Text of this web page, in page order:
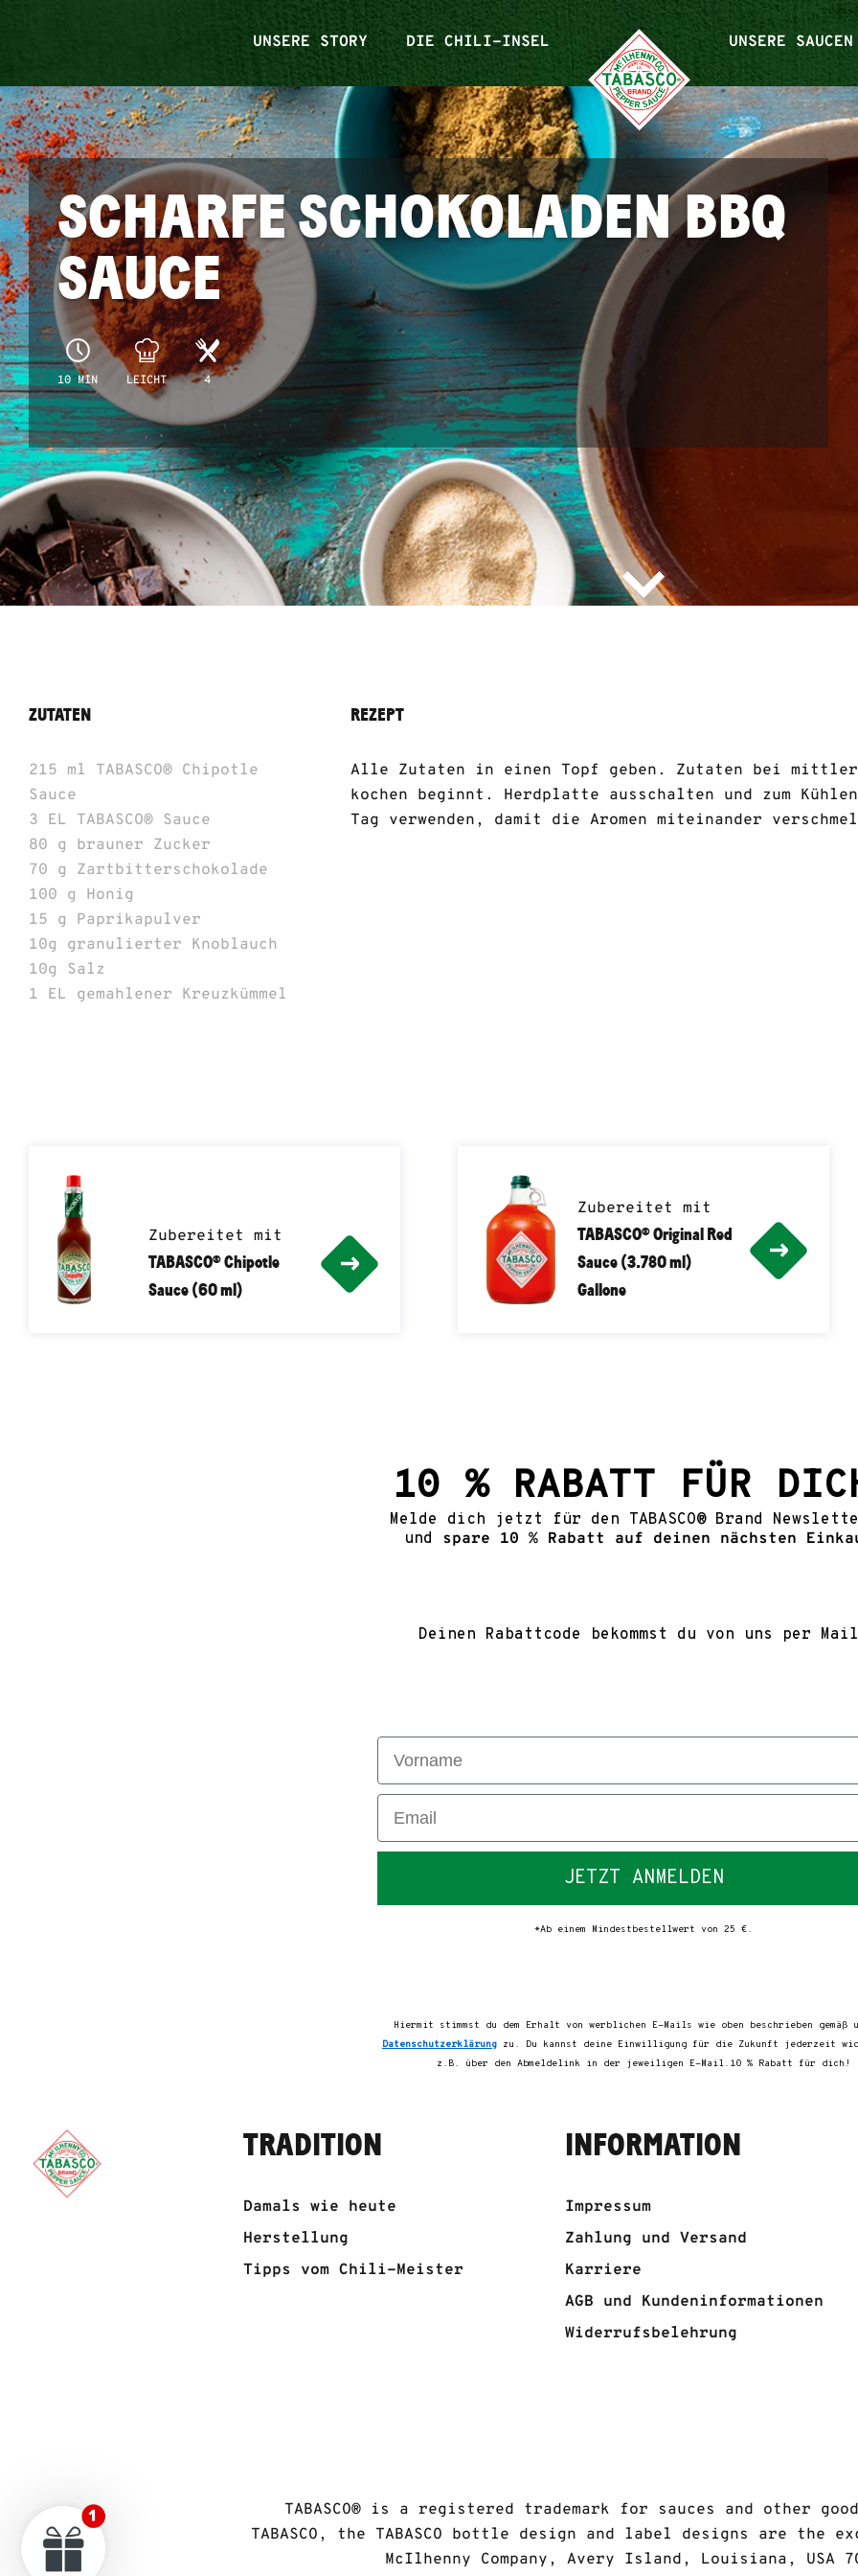
UNSERE STORY DIE CHILI-INSEL UNSERE SAUCEN
SCHARFE SCHOKOLADEN BBQ
SAUCE
10 MIN LEICHT 4
ZUTATEN
215 ml TABASCO® Chipotle
Sauce
3 EL TABASCO® Sauce
80 g brauner Zucker
70 g Zartbitterschokolade
100 g Honig
15 g Paprikapulver
10g granulierter Knoblauch
10g Salz
1 EL gemahlener Kreuzkümmel
REZEPT
Alle Zutaten in einen Topf geben. Zutaten bei
kochen beginnt. Herdplatte ausschalten und zum
Tag verwenden, damit die Aromen miteinander
Zubereitet mit
TABASCO® Chipotle
Sauce (60 ml)
Zubereitet mit
TABASCO® Original Red
Sauce (3.780 ml)
Gallone
10 % RABATT FÜR
Melde dich jetzt für den TABASCO® Brand
und spare 10 % Rabatt auf deinen nächsten
Deinen Rabattcode bekommst du von uns per
Vorname
Email
JETZT ANMELDEN
*Ab einem Mindestbestellwert von 25 €.
Hiermit stimmst du dem Erhalt von werblichen E-Mails wie oben beschrieben gemäß
Datenschutzerklärung zu. Du kannst deine Einwilligung für die Zukunft jederzeit
z.B. über den Abmeldelink in der jeweiligen E-Mail.10 % Rabatt für dich!
TRADITION
Damals wie heute
Herstellung
Tipps vom Chili-Meister
INFORMATION
Impressum
Zahlung und Versand
Karriere
AGB und Kundeninformationen
Widerrufsbelehrung
TABASCO® is a registered trademark for sauces and other
TABASCO, the TABASCO bottle design and label designs are the
McIlhenny Company, Avery Island, Louisiana, USA